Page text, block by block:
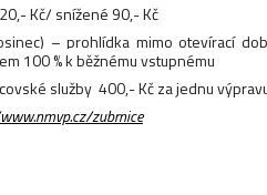
Kč/ snížené 90,- Kč
– prohlídka mimo otevírací
100 % k běžnému vstupnému
služby 400,- Kč za jednu
zubrnice